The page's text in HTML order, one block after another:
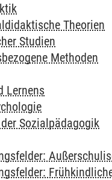
Theorien
Studien
Methoden
Lernens
Sozialpädagogik